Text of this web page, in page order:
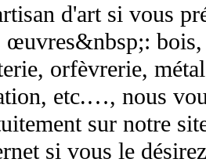
d'art si vous
œuvres&nbsp;:
orfèvrerie,
etc.…, nous
sur notre
si vous le